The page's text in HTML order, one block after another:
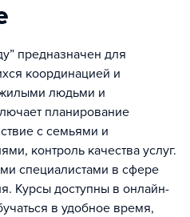
предназначен для
координацией и
людьми и
планирование
с семьями и
контроль качества услуг.
специалистами в сфере
Курсы доступны в онлайн-
в удобное время,